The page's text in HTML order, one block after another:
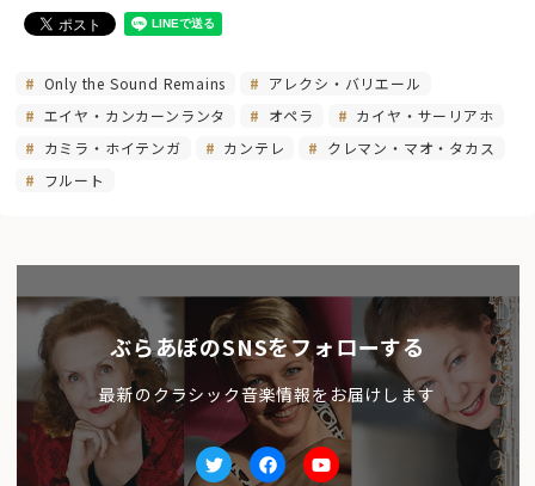
Only the Sound Remains
アレクシ・バリエール
エイヤ・カンカーンランタ
オペラ
カイヤ・サーリアホ
カミラ・ホイテンガ
カンテレ
クレマン・マオ・タカス
フルート
ぶらあぼのSNSをフォローする
最新のクラシック音楽情報をお届けします
TwitterfacebookYoutube